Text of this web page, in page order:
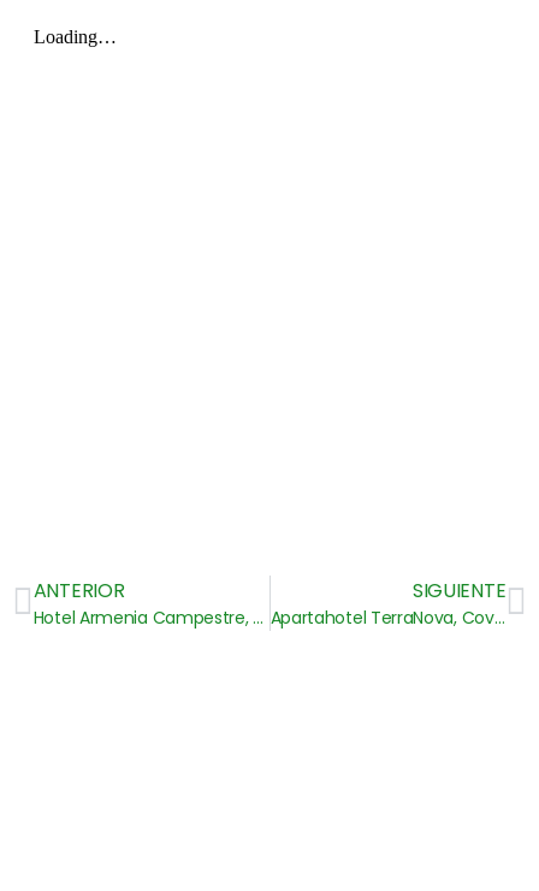
ANTERIOR
Hotel Armenia Campestre, Eje Cafetero
SIGUIENTE
Apartahotel TerraNova, Coveñas